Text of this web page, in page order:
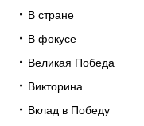
В стране
В фокусе
Великая Победа
Викторина
Вклад в Победу